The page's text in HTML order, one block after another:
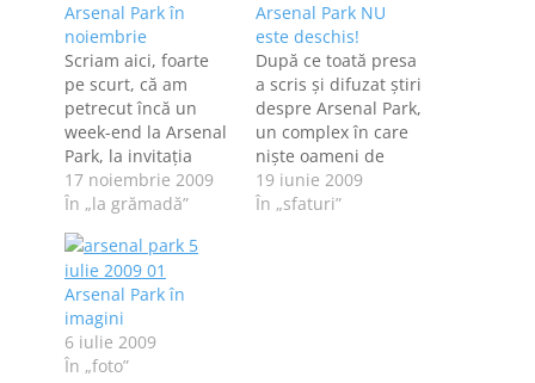
Arsenal Park în
noiembrie
Scriam aici, foarte
pe scurt, că am
petrecut încă un
week-end la Arsenal
Park, la invitaţia
fraţilor Emil şi
Marius Cristescu. O
prietenă care-mi
citeşte blogul şi care
m-a sunat când
eram acolo m-a
întrebat dacă nu
cumva m-am mutat
la Arsenal. Nu m-am
17 noiembrie 2009
În „la grămadă”
Arsenal Park NU
este deschis!
După ce toată presa
a scris şi difuzat ştiri
despre Arsenal Park,
un complex în care
nişte oameni de
afaceri din
Timişoara [de la
19 iunie 2009
În „sfaturi”
Arsenal Park în
imagini
6 iulie 2009
În „foto”